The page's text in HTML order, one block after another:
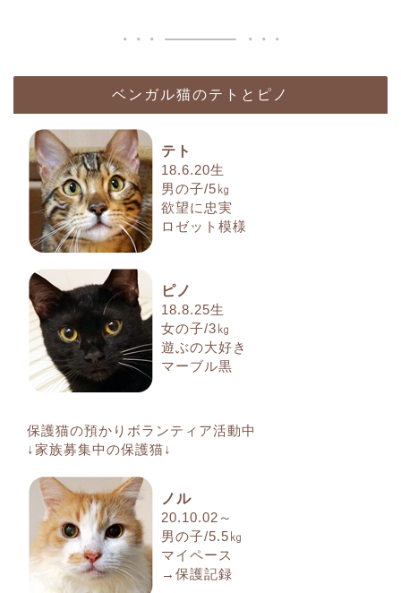
ベンガル猫のテトとピノ
テト
18.6.20生
男の子/5㎏
欲望に忠実
ロゼット模様
ピノ
18.8.25生
女の子/3㎏
遊ぶの大好き
マーブル黒
保護猫の預かりボランティア活動中
↓家族募集中の保護猫↓
ノル
20.10.02～
男の子/5.5㎏
マイペース
→保護記録